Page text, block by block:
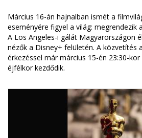
Március 16-án hajnalban ismét a
eseményére figyel a világ: megrendezik
A Los Angeles-i gálát Magyarországon
nézők a Disney+ felületén. A közvetítés
érkezéssel már március 15-én 23:30-
éjfélkor kezdődik.